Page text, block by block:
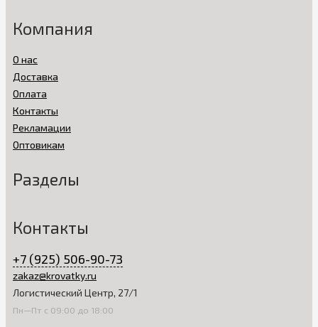
Компания
О нас
Доставка
Оплата
Контакты
Рекламации
Оптовикам
Разделы
Контакты
+7 (925) 506-90-73
zakaz@krovatky.ru
Логистический Центр, 27/1
Пн—Пт с 09:00 до 18:00